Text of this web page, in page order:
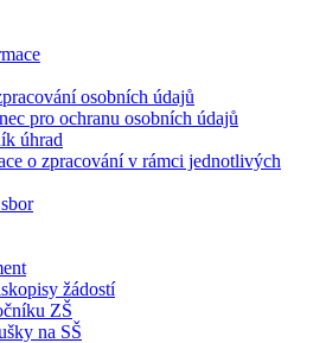
osobních údajů
pro ochranu osobních údajů
úhrad
o zpracování v rámci jednotlivých
žádostí
ZŠ
na SŠ